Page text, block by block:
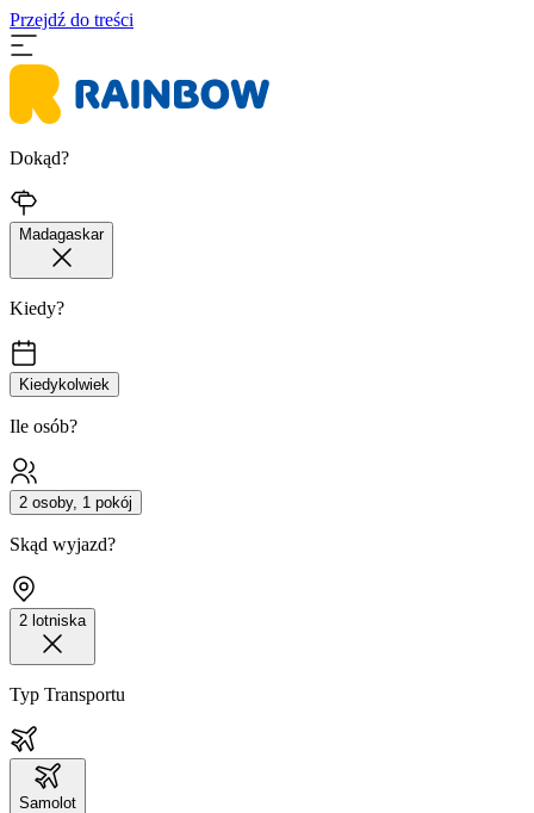
Przejdź do treści
Dokąd?
Madagaskar
Kiedy?
Kiedykolwiek
Ile osób?
2 osoby, 1 pokój
Skąd wyjazd?
2 lotniska
Typ Transportu
Samolot